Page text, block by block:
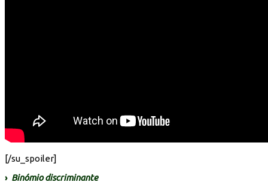
[/su_spoiler]
› Binómio discriminante